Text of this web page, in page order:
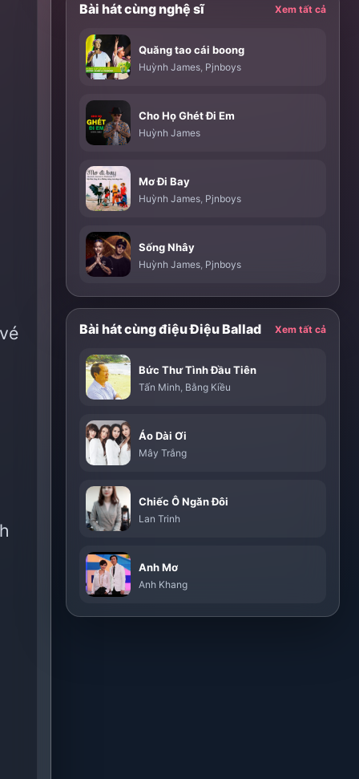
Bài hát cùng nghệ sĩ Xem tất cả
Quăng tao cái boong
Huỳnh James, Pjnboys
Cho Họ Ghét Đi Em
Huỳnh James
Mơ Đi Bay
Huỳnh James, Pjnboys
Sống Nhây
Huỳnh James, Pjnboys
Bài hát cùng điệu Điệu Ballad Xem tất cả
Bức Thư Tình Đầu Tiên
Tấn Minh, Bằng Kiều
Áo Dài Ơi
Mây Trắng
Chiếc Ô Ngăn Đôi
Lan Trinh
Anh Mơ
Anh Khang